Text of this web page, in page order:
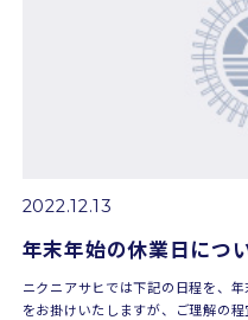
2022.12.13
年末年始の休業日につ
ニクニアサヒでは下記の日程を、
をお掛けいたしますが、ご理解の